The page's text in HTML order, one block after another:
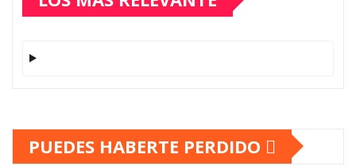
PUEDES HABERTE PERDIDO